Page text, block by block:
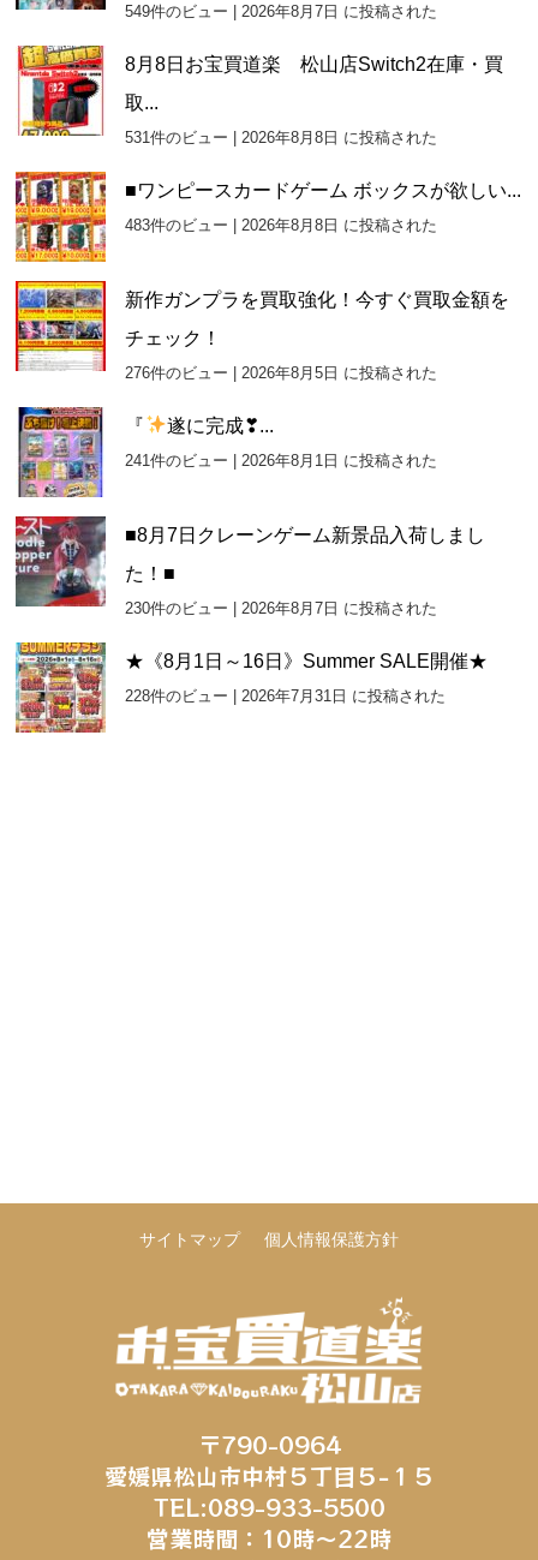
549件のビュー | 2026年8月7日 に投稿された
8月8日お宝買道楽 松山店Switch2在庫・買
取...
531件のビュー | 2026年8月8日 に投稿された
■ワンピースカードゲーム ボックスが欲しい...
483件のビュー | 2026年8月8日 に投稿された
新作ガンプラを買取強化！今すぐ買取金額を
チェック！
276件のビュー | 2026年8月5日 に投稿された
『 遂に完成❣...
241件のビュー | 2026年8月1日 に投稿された
■8月7日クレーンゲーム新景品入荷しまし
た！■
230件のビュー | 2026年8月7日 に投稿された
★《8月1日～16日》Summer SALE開催★
228件のビュー | 2026年7月31日 に投稿された
サイトマップ 個人情報保護方針
〒790-0964
愛媛県松山市中村５丁目５−１５
TEL:089-933-5500
営業時間：10時～22時